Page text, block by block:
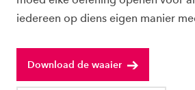
iedereen op diens eigen manier
Download de waaier